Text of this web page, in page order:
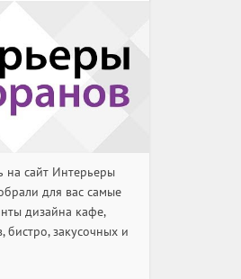
на сайт Интерьеры
для вас самые
дизайна кафе,
бистро, закусочных и